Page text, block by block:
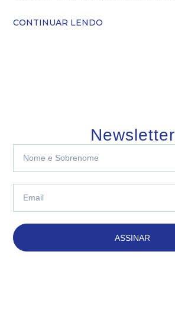
CONTINUAR LENDO
Newsletter
ASSINAR